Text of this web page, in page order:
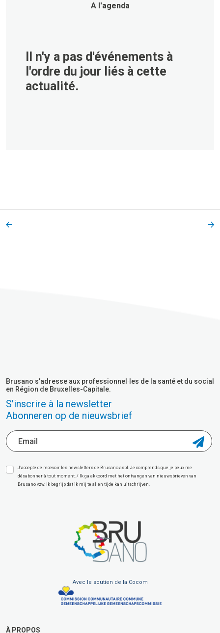
A l'agenda
Il n'y a pas d'événements à
l'ordre du jour liés à cette
actualité.
Brusano s’adresse aux professionnel·les de la santé et du social
en Région de Bruxelles-Capitale.
S'inscrire à la newsletter
Abonneren op de nieuwsbrief
J’accepte de recevoir les newsletters de Brusano asbl. Je comprends que je peux me
désabonner à tout moment. / Ik ga akkoord met het ontvangen van nieuwsbrieven van
Brusano vzw. Ik begrijp dat ik mij te allen tijde kan uitschrijven.
Avec le soutien de la Cocom
À PROPOS